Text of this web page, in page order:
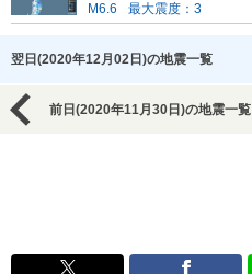
M6.6
最大震度：3
翌日(2020年12月02日)の地震一覧
前日(2020年11月30日)の地震一覧